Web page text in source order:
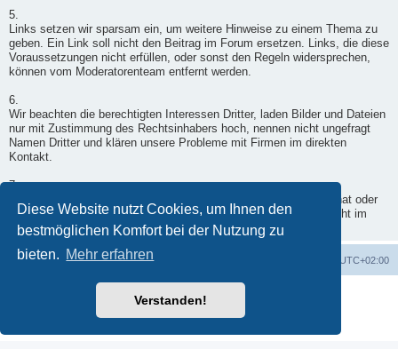
Diese Website nutzt Cookies, um Ihnen den
bestmöglichen Komfort bei der Nutzung zu
bieten. Mehr erfahren
Verstanden!
5.
Links setzen wir sparsam ein, um weitere Hinweise zu einem Thema zu
geben. Ein Link soll nicht den Beitrag im Forum ersetzen. Links, die diese
Voraussetzungen nicht erfüllen, oder sonst den Regeln widersprechen,
können vom Moderatorenteam entfernt werden.
6.
Wir beachten die berechtigten Interessen Dritter, laden Bilder und Dateien
nur mit Zustimmung des Rechtsinhabers hoch, nennen nicht ungefragt
Namen Dritter und klären unsere Probleme mit Firmen im direkten
Kontakt.
7.
Wenn ein Moderator doch einmal in Deinen Beitrag eingegriffen hat oder
er nicht freigegeben wurde, wende Dich per Kontaktformular - nicht im
Forum - an einen Moderator.
Foren-Übersicht UTC+02:00
Deutsche Übersetzung durch